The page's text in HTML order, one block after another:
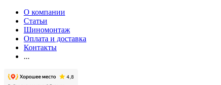
О компании
Статьи
Шиномонтаж
Оплата и доставка
Контакты
...